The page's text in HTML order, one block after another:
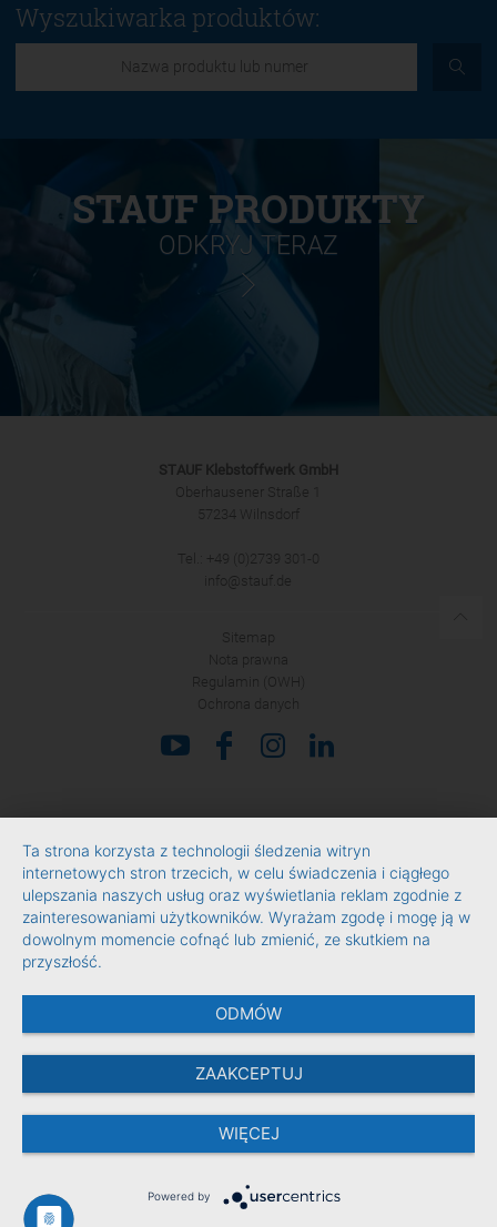
Wyszukiwarka produktów:
STAUF PRODUKTY
ODKRYJ TERAZ
STAUF Klebstoffwerk GmbH
Oberhausener Straße 1
57234 Wilnsdorf
Tel.: +49 (0)2739 301-0
info@stauf.de
Sitemap
Nota prawna
Regulamin (OWH)
Ochrona danych
Ta strona korzysta z technologii śledzenia witryn
internetowych stron trzecich, w celu świadczenia i ciągłego
ulepszania naszych usług oraz wyświetlania reklam zgodnie z
zainteresowaniami użytkowników. Wyrażam zgodę i mogę ją w
dowolnym momencie cofnąć lub zmienić, ze skutkiem na
przyszłość.
ODMÓW
ZAAKCEPTUJ
WIĘCEJ
Powered by